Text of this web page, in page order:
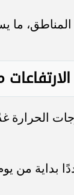
المناطق،
الحرارة
بداية من